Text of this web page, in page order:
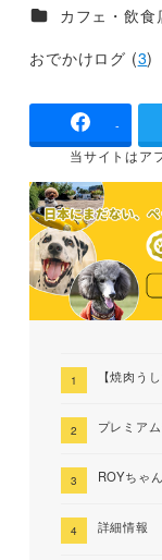
施設ジャンル
カフェ・飲食
おでかけログ (3)
-
当サイトはア
【焼肉う
プレミア
ROYちゃ
詳細情報